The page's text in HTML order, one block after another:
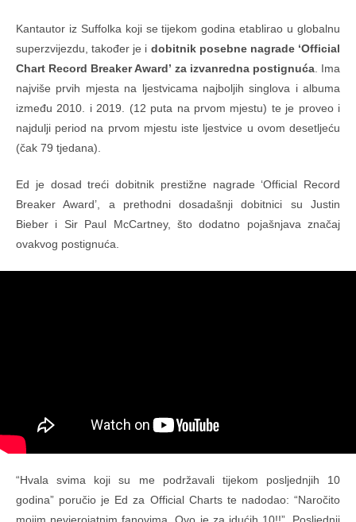
Kantautor iz Suffolka koji se tijekom godina etablirao u globalnu
superzvijezdu, također je i dobitnik posebne nagrade ‘Official
Chart Record Breaker Award’ za izvanredna postignuća. Ima
najviše prvih mjesta na ljestvicama najboljih singlova i albuma
između 2010. i 2019. (12 puta na prvom mjestu) te je proveo i
najdulji period na prvom mjestu iste ljestvice u ovom desetljeću
(čak 79 tjedana).
Ed je dosad treći dobitnik prestižne nagrade ‘Official Record
Breaker Award’, a prethodni dosadašnji dobitnici su Justin
Bieber i Sir Paul McCartney, što dodatno pojašnjava značaj
ovakvog postignuća.
“Hvala svima koji su me podržavali tijekom posljednjih 10
godina” poručio je Ed za Official Charts te nadodao: “Naročito
mojim nevjerojatnim fanovima. Ovo je za idućih 10!!”. Posljednji